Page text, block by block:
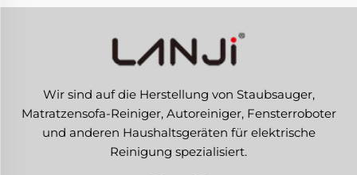
Wir sind auf die Herstellung von Staubsauger,
Matratzensofa-Reiniger, Autoreiniger, Fensterroboter
und anderen Haushaltsgeräten für elektrische
Reinigung spezialisiert.